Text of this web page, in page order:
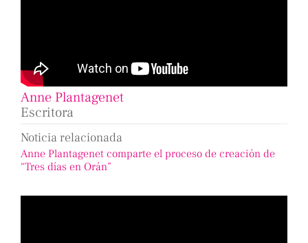
Anne Plantagenet
Escritora
Noticia relacionada
Anne Plantagenet comparte el proceso de creación de
“Tres días en Orán”